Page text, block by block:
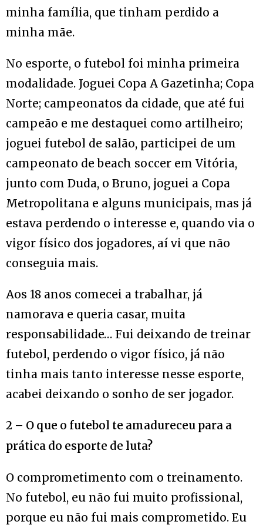
minha família, que tinham perdido a
minha mãe.
No esporte, o futebol foi minha primeira
modalidade. Joguei Copa A Gazetinha; Copa
Norte; campeonatos da cidade, que até fui
campeão e me destaquei como artilheiro;
joguei futebol de salão, participei de um
campeonato de beach soccer em Vitória,
junto com Duda, o Bruno, joguei a Copa
Metropolitana e alguns municipais, mas já
estava perdendo o interesse e, quando via o
vigor físico dos jogadores, aí vi que não
conseguia mais.
Aos 18 anos comecei a trabalhar, já
namorava e queria casar, muita
responsabilidade… Fui deixando de treinar
futebol, perdendo o vigor físico, já não
tinha mais tanto interesse nesse esporte,
acabei deixando o sonho de ser jogador.
2 – O que o futebol te amadureceu para a
prática do esporte de luta?
O comprometimento com o treinamento.
No futebol, eu não fui muito profissional,
porque eu não fui mais comprometido. Eu